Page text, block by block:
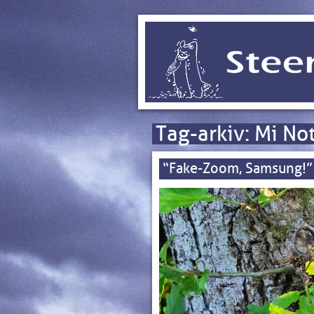
Tag-arkiv: Mi
“Fake-Zoom, Samsung!”